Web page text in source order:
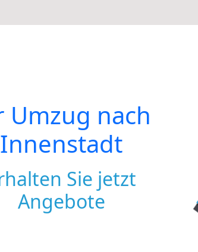
Umzug nach
Innenstadt
Sie jetzt
Angebote